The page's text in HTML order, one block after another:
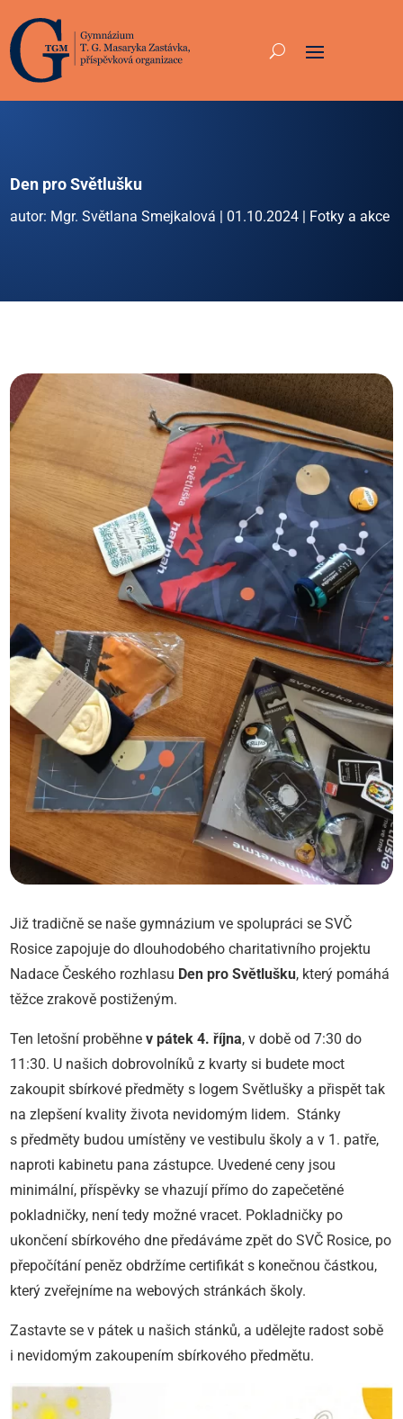
Den pro Světlušku
autor: Mgr. Světlana Smejkalová 01.10.2024 Fotky a akce
Již tradičně se naše gymnázium ve spolupráci se SVČ
Rosice zapojuje do dlouhodobého charitativního projektu
Nadace Českého rozhlasu Den pro Světlušku, který pomáhá
těžce zrakově postiženým.
Ten letošní proběhnev pátek 4. října, v době od 7:30 do
11:30. U našich dobrovolníků z kvarty si budete moct
zakoupit sbírkové předměty s logem Světlušky a přispět tak
na zlepšení kvality života nevidomým lidem. Stánky
s předměty budou umístěny ve vestibulu školy a v 1. patře,
naproti kabinetu pana zástupce. Uvedené ceny jsou
minimální, příspěvky se vhazují přímo do zapečetěné
pokladničky, není tedy možné vracet. Pokladničky po
ukončení sbírkového dne předáváme zpět do SVČ Rosice, po
přepočítání peněz obdržíme certifikát s konečnou částkou,
který zveřejníme na webových stránkách školy.
Zastavte se v pátek u našich stánků, a udělejte radost sobě
i nevidomým zakoupením sbírkového předmětu.